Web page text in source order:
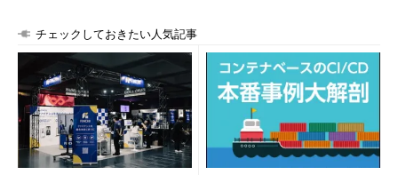
チェックしておきたい人気記事